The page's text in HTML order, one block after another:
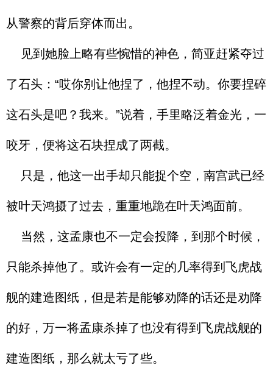
从警察的背后穿体而出。
见到她脸上略有些惋惜的神色，简亚赶紧夺过
了石头：“哎你别让他捏了，他捏不动。你要捏碎
这石头是吧？我来。”说着，手里略泛着金光，一
咬牙，便将这石块捏成了两截。
只是，他这一出手却只能捉个空，南宫武已经
被叶天鸿摄了过去，重重地跪在叶天鸿面前。
当然，这孟康也不一定会投降，到那个时候，
只能杀掉他了。或许会有一定的几率得到飞虎战
舰的建造图纸，但是若是能够劝降的话还是劝降
的好，万一将孟康杀掉了也没有得到飞虎战舰的
建造图纸，那么就太亏了些。